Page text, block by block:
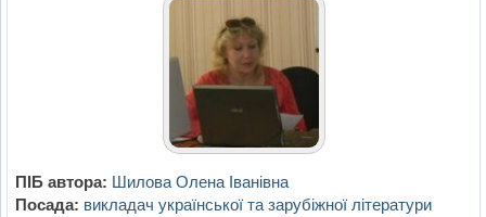
ПІБ автора: Шилова Олена Іванівна
Посада: викладач української та зарубіжної літератури